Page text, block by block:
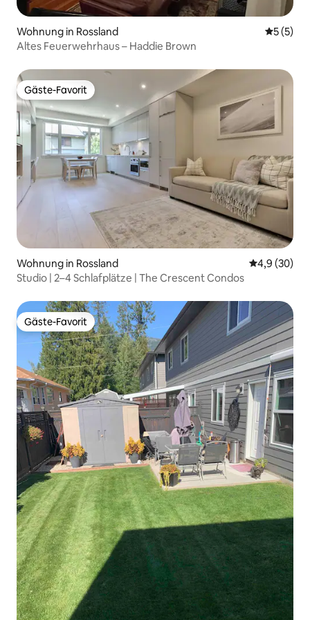
Wohnung in Rossland
5 (5)
Altes Feuerwehrhaus – Haddie Brown
Gäste-Favorit
Gäste-Favorit
Wohnung in Rossland
4,9 (30)
Studio | 2–4 Schlafplätze | The Crescent Condos
Gäste-Favorit
Gäste-Favorit